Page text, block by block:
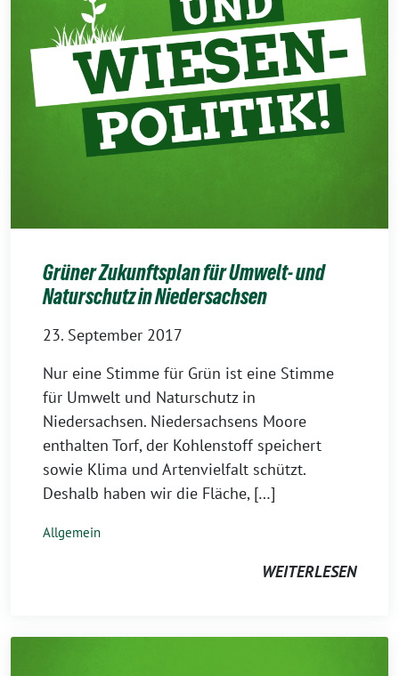
Grüner Zukunftsplan für Umwelt- und
Naturschutz in Niedersachsen
23. September 2017
Nur eine Stimme für Grün ist eine Stimme
für Umwelt und Naturschutz in
Niedersachsen. Niedersachsens Moore
enthalten Torf, der Kohlenstoff speichert
sowie Klima und Artenvielfalt schützt.
Deshalb haben wir die Fläche, […]
Allgemein
WEITERLESEN